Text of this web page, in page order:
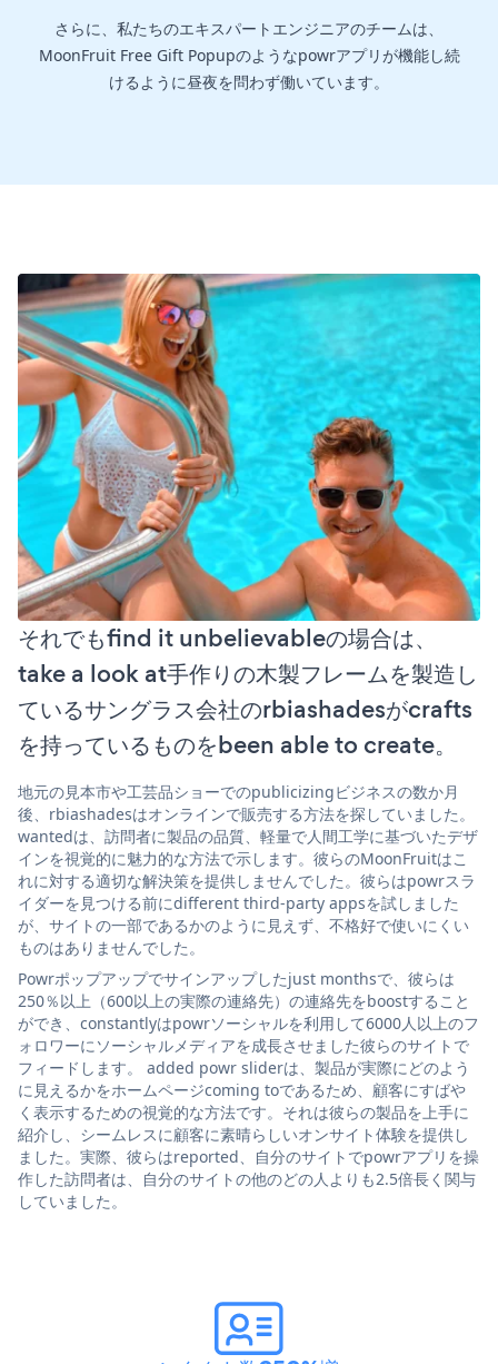
さらに、私たちのエキスパートエンジニアのチームは、
MoonFruit Free Gift Popupのようなpowrアプリが機能し続
けるように昼夜を問わず働いています。
それでもfind it unbelievableの場合は、
take a look at手作りの木製フレームを製造し
ているサングラス会社のrbiashadesがcrafts
を持っているものをbeen able to create。
地元の見本市や工芸品ショーでのpublicizingビジネスの数か月
後、rbiashadesはオンラインで販売する方法を探していました。
wantedは、訪問者に製品の品質、軽量で人間工学に基づいたデザ
インを視覚的に魅力的な方法で示します。彼らのMoonFruitはこ
れに対する適切な解決策を提供しませんでした。彼らはpowrスラ
イダーを見つける前にdifferent third-party appsを試しました
が、サイトの一部であるかのように見えず、不格好で使いにくい
ものはありませんでした。
Powrポップアップでサインアップしたjust monthsで、彼らは
250％以上（600以上の実際の連絡先）の連絡先をboostすること
ができ、constantlyはpowrソーシャルを利用して6000人以上のフ
ォロワーにソーシャルメディアを成長させました彼らのサイトで
フィードします。 added powr sliderは、製品が実際にどのよう
に見えるかをホームページcoming toであるため、顧客にすばや
く表示するための視覚的な方法です。それは彼らの製品を上手に
紹介し、シームレスに顧客に素晴らしいオンサイト体験を提供し
ました。実際、彼らはreported、自分のサイトでpowrアプリを操
作した訪問者は、自分のサイトの他のどの人よりも2.5倍長く関与
していました。